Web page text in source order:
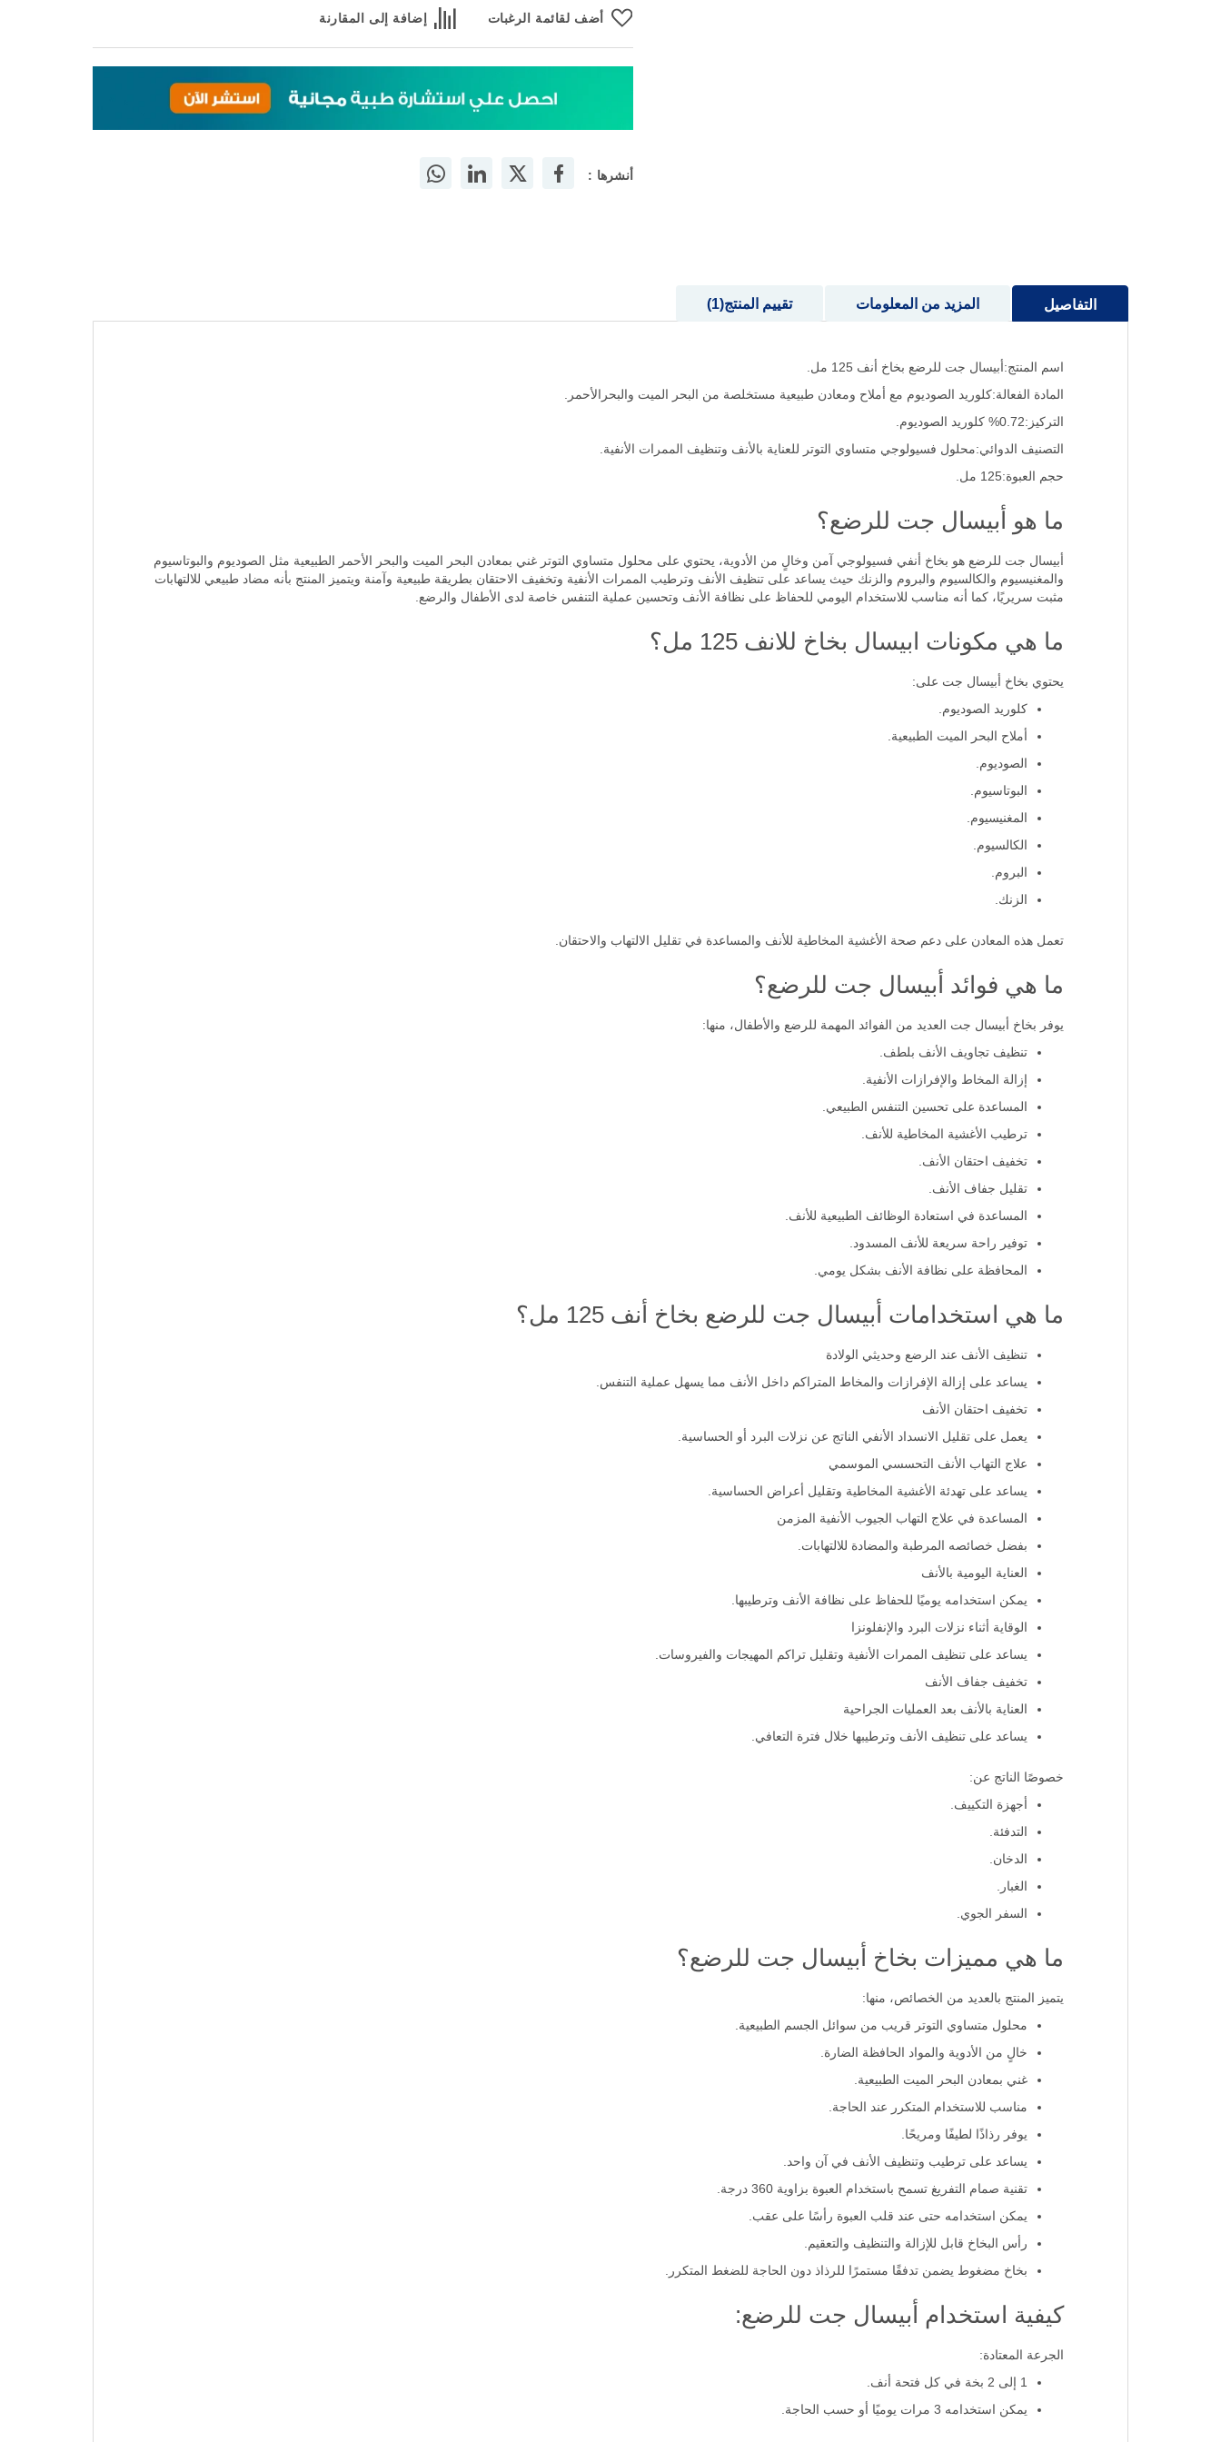
أضف لقائمة الرغبات إضافة إلى المقارنة
أنشرها :
التفاصيل
اسم المنتج:أبيسال جت للرضع بخاخ أنف 125 مل.
المادة الفعالة:كلوريد الصوديوم مع أملاح ومعادن طبيعية مستخلصة من البحر الميت والبحرالأحمر.
التركيز:0.72% كلوريد الصوديوم.
التصنيف الدوائي:محلول فسيولوجي متساوي التوتر للعناية بالأنف وتنظيف الممرات الأنفية.
حجم العبوة:125 مل.
ما هو أبيسال جت للرضع؟
أبيسال جت للرضع هو بخاخ أنفي فسيولوجي آمن وخالٍ من الأدوية، يحتوي على محلول متساوي التوتر غني بمعادن البحر الميت والبحر الأحمر الطبيعية مثل الصوديوم والبوتاسيوم
والمغنيسيوم والكالسيوم والبروم والزنك حيث يساعد على تنظيف الأنف وترطيب الممرات الأنفية وتخفيف الاحتقان بطريقة طبيعية وآمنة ويتميز المنتج بأنه مضاد طبيعي للالتهابات
مثبت سريريًا، كما أنه مناسب للاستخدام اليومي للحفاظ على نظافة الأنف وتحسين عملية التنفس خاصة لدى الأطفال والرضع.
ما هي مكونات ابيسال بخاخ للانف 125 مل؟
يحتوي بخاخ أبيسال جت على:
كلوريد الصوديوم.
أملاح البحر الميت الطبيعية.
الصوديوم.
البوتاسيوم.
المغنيسيوم.
الكالسيوم.
البروم.
الزنك.
تعمل هذه المعادن على دعم صحة الأغشية المخاطية للأنف والمساعدة في تقليل الالتهاب والاحتقان.
ما هي فوائد أبيسال جت للرضع؟
يوفر بخاخ أبيسال جت العديد من الفوائد المهمة للرضع والأطفال، منها:
تنظيف تجاويف الأنف بلطف.
إزالة المخاط والإفرازات الأنفية.
المساعدة على تحسين التنفس الطبيعي.
ترطيب الأغشية المخاطية للأنف.
تخفيف احتقان الأنف.
تقليل جفاف الأنف.
المساعدة في استعادة الوظائف الطبيعية للأنف.
توفير راحة سريعة للأنف المسدود.
المحافظة على نظافة الأنف بشكل يومي.
ما هي استخدامات أبيسال جت للرضع بخاخ أنف 125 مل؟
تنظيف الأنف عند الرضع وحديثي الولادة
يساعد على إزالة الإفرازات والمخاط المتراكم داخل الأنف مما يسهل عملية التنفس.
تخفيف احتقان الأنف
يعمل على تقليل الانسداد الأنفي الناتج عن نزلات البرد أو الحساسية.
علاج التهاب الأنف التحسسي الموسمي
يساعد على تهدئة الأغشية المخاطية وتقليل أعراض الحساسية.
المساعدة في علاج التهاب الجيوب الأنفية المزمن
بفضل خصائصه المرطبة والمضادة للالتهابات.
العناية اليومية بالأنف
يمكن استخدامه يوميًا للحفاظ على نظافة الأنف وترطيبها.
الوقاية أثناء نزلات البرد والإنفلونزا
يساعد على تنظيف الممرات الأنفية وتقليل تراكم المهيجات والفيروسات.
تخفيف جفاف الأنف
العناية بالأنف بعد العمليات الجراحية
يساعد على تنظيف الأنف وترطيبها خلال فترة التعافي.
خصوصًا الناتج عن:
أجهزة التكييف.
التدفئة.
الدخان.
الغبار.
السفر الجوي.
ما هي مميزات بخاخ أبيسال جت للرضع؟
يتميز المنتج بالعديد من الخصائص، منها:
محلول متساوي التوتر قريب من سوائل الجسم الطبيعية.
خالٍ من الأدوية والمواد الحافظة الضارة.
غني بمعادن البحر الميت الطبيعية.
مناسب للاستخدام المتكرر عند الحاجة.
يوفر رذاذًا لطيفًا ومريحًا.
يساعد على ترطيب وتنظيف الأنف في آن واحد.
تقنية صمام التفريغ تسمح باستخدام العبوة بزاوية 360 درجة.
يمكن استخدامه حتى عند قلب العبوة رأسًا على عقب.
رأس البخاخ قابل للإزالة والتنظيف والتعقيم.
بخاخ مضغوط يضمن تدفقًا مستمرًا للرذاذ دون الحاجة للضغط المتكرر.
كيفية استخدام أبيسال جت للرضع:
الجرعة المعتادة:
1 إلى 2 بخة في كل فتحة أنف.
يمكن استخدامه 3 مرات يوميًا أو حسب الحاجة.
المزيد من المعلومات تقييم المنتج 1